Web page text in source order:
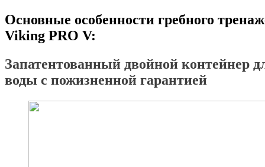
Основные особенности гребного
Viking PRO V:
Запатентованный двойной контейнер
воды с пожизненной гарантией